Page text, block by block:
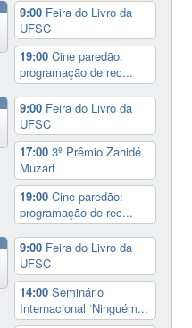
9:00 Feira do Livro da
UFSC
19:00Cine paredão:
programação de rec...
9:00 Feira do Livro da
UFSC
17:003º Prêmio Zahidé
Muzart
19:00Cine paredão:
programação de rec...
9:00 Feira do Livro da
UFSC
14:00Seminário
Internacional ‘Ninguém...